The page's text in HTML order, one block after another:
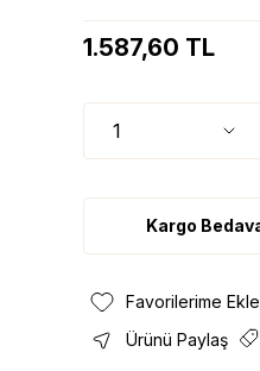
1.587,60 TL
Kargo
Ürünü Paylaş